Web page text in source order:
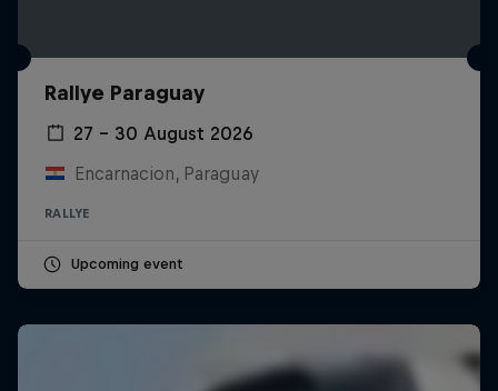
Rallye Paraguay
27 – 30 August 2026
Encarnacion, Paraguay
RALLYE
Upcoming event